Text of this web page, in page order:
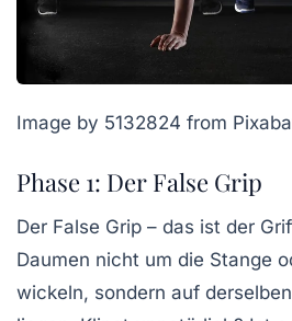
Image by 5132824 from
Phase 1: Der False Grip
Der False Grip – das ist der
Daumen nicht um die Stange
wickeln, sondern auf